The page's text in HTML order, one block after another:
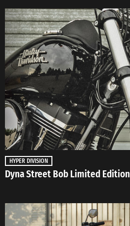
HYPER DIVISION
Dyna Street Bob Limited Edition